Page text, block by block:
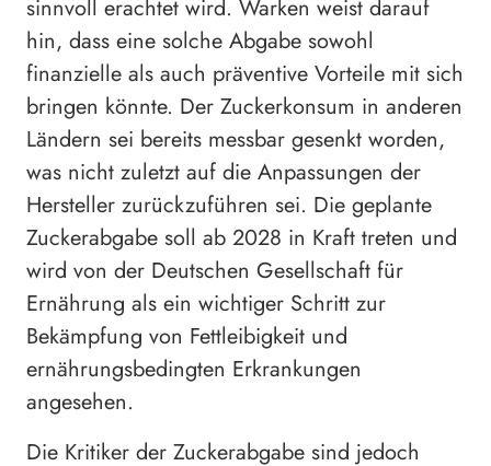
sinnvoll erachtet wird. Warken weist darauf
hin, dass eine solche Abgabe sowohl
finanzielle als auch präventive Vorteile mit sich
bringen könnte. Der Zuckerkonsum in anderen
Ländern sei bereits messbar gesenkt worden,
was nicht zuletzt auf die Anpassungen der
Hersteller zurückzuführen sei. Die geplante
Zuckerabgabe soll ab 2028 in Kraft treten und
wird von der Deutschen Gesellschaft für
Ernährung als ein wichtiger Schritt zur
Bekämpfung von Fettleibigkeit und
ernährungsbedingten Erkrankungen
angesehen.
Die Kritiker der Zuckerabgabe sind jedoch